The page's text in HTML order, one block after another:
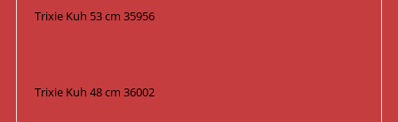
Trixie Kuh 53 cm 35956
Trixie Kuh 48 cm 36002